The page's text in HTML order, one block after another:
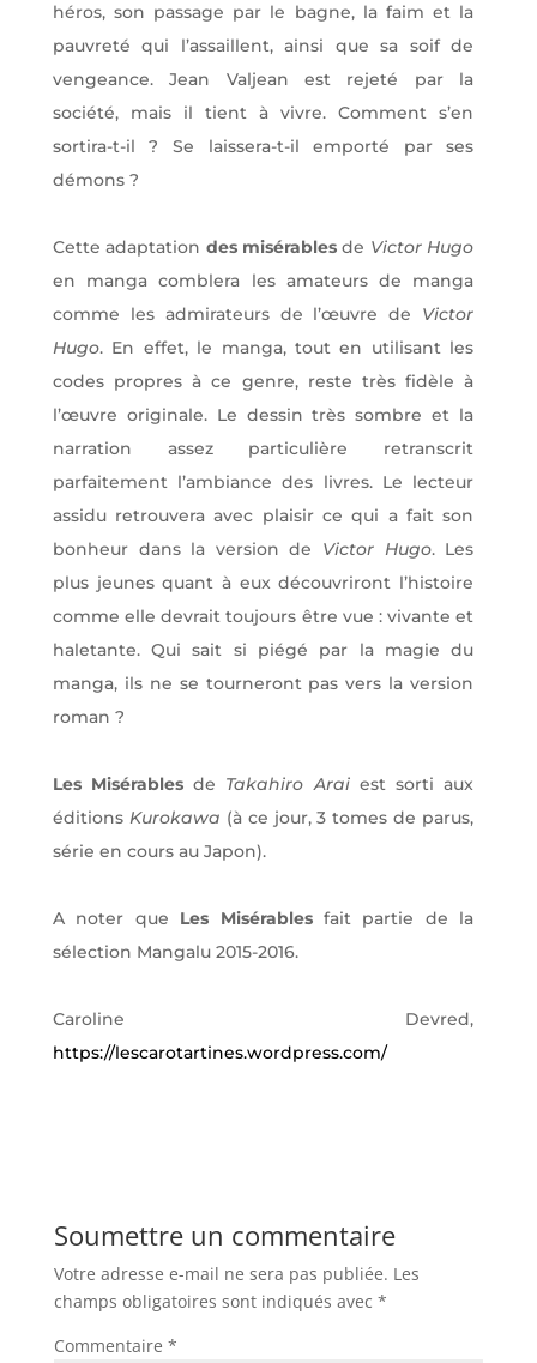
héros, son passage par le bagne, la faim et la
pauvreté qui l’assaillent, ainsi que sa soif de
vengeance. Jean Valjean est rejeté par la
société, mais il tient à vivre. Comment s’en
sortira-t-il ? Se laissera-t-il emporté par ses
démons ?
Cette adaptation des misérables de Victor Hugo
en manga comblera les amateurs de manga
comme les admirateurs de l’œuvre de Victor
Hugo. En effet, le manga, tout en utilisant les
codes propres à ce genre, reste très fidèle à
l’œuvre originale. Le dessin très sombre et la
narration assez particulière retranscrit
parfaitement l’ambiance des livres. Le lecteur
assidu retrouvera avec plaisir ce qui a fait son
bonheur dans la version de Victor Hugo. Les
plus jeunes quant à eux découvriront l’histoire
comme elle devrait toujours être vue : vivante et
haletante. Qui sait si piégé par la magie du
manga, ils ne se tourneront pas vers la version
roman ?
Les Misérables de Takahiro Arai est sorti aux
éditions Kurokawa (à ce jour, 3 tomes de parus,
série en cours au Japon).
A noter que Les Misérablesfait partie de la
sélection Mangalu 2015-2016.
Caroline Devred,
https://lescarotartines.wordpress.com/
Soumettre un commentaire
Votre adresse e-mail ne sera pas publiée. Les
champs obligatoires sont indiqués avec *
Commentaire *